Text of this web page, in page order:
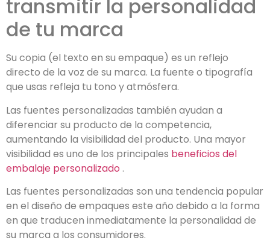
transmitir la personalidad
de tu marca
Su copia (el texto en su empaque) es un reflejo
directo de la voz de su marca. La fuente o tipografía
que usas refleja tu tono y atmósfera.
Las fuentes personalizadas también ayudan a
diferenciar su producto de la competencia,
aumentando la visibilidad del producto. Una mayor
visibilidad es uno de los principales beneficios del
embalaje personalizado .
Las fuentes personalizadas son una tendencia popular
en el diseño de empaques este año debido a la forma
en que traducen inmediatamente la personalidad de
su marca a los consumidores.